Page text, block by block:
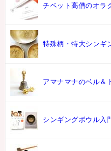
チベット高僧のオラ
特殊柄・特大シンギ
アマナマナのベル＆
シンギングボウル入